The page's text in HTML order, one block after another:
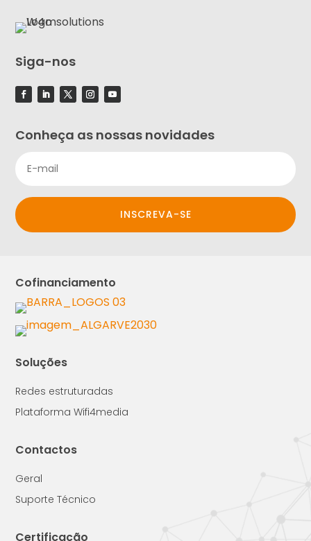
Siga-nos
Conheça as nossas novidades
INSCREVA-SE
Cofinanciamento
Soluções
Redes estruturadas
Plataforma Wifi4media
Contactos
Geral
Suporte Técnico
Certificação